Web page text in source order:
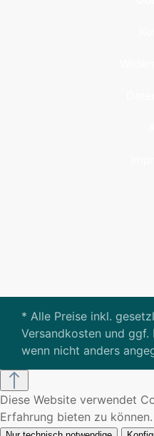
* Alle Preise inkl.
Versandkosten und ggf.
wenn nicht anders
Diese Website verwendet
Erfahrung bieten zu können.